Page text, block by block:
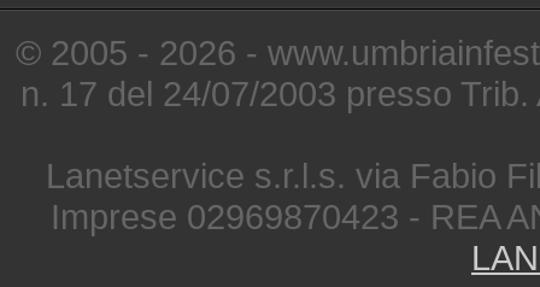
© 2005 - 2026 -
n. 17 del 24/07/2003 presso
Lanetservice s.r.l.s. via Fabio
Imprese 02969870423 - REA